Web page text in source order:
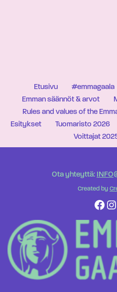
Etusivu #emmagaala
Emman säännöt & arvot
Rules and values of the
Esitykset
Tuomaristo 2026
Voittajat
Ota yhteyttä:
Created by